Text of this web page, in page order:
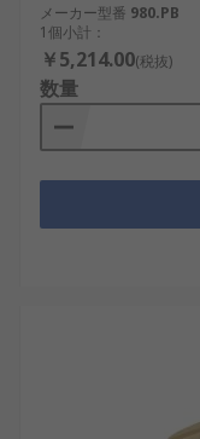
メーカー型番 980.PB
1個小計：
￥5,214.00(税抜)
数量